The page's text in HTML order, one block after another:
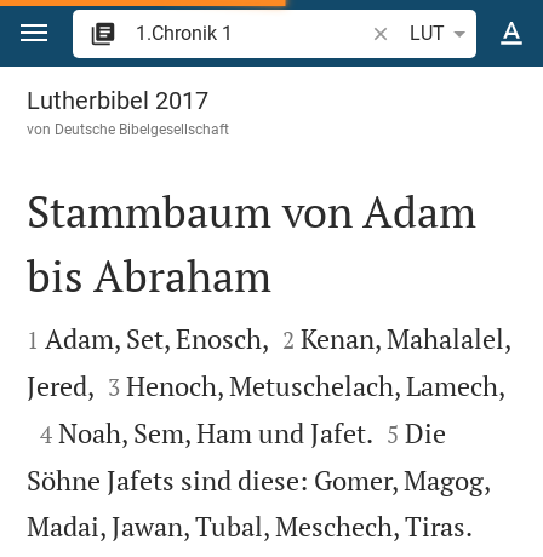
Zum Inhalt springen
Bibelstelle oder
LUT
1.Chronik 1
Lutherbibel 2017
von Deutsche Bibelgesellschaft

Stammbaum von Adam
bis Abraham

1 Adam, Set, Enosch, 

2 Kenan, Mahalalel,
Jered, 

3 Henoch, Metuschelach, Lamech,

4 Noah, Sem, Ham und Jafet. 

5 Die
Söhne Jafets sind diese: Gomer, Magog,
Madai, Jawan, Tubal, Meschech, Tiras.